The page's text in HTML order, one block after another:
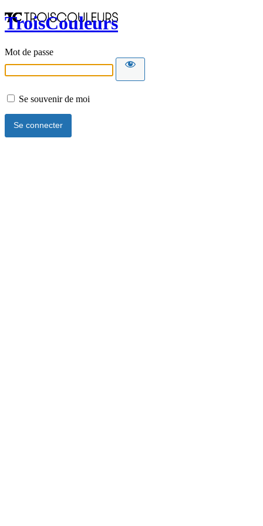
TroisCouleurs
Mot de passe
Se souvenir de moi